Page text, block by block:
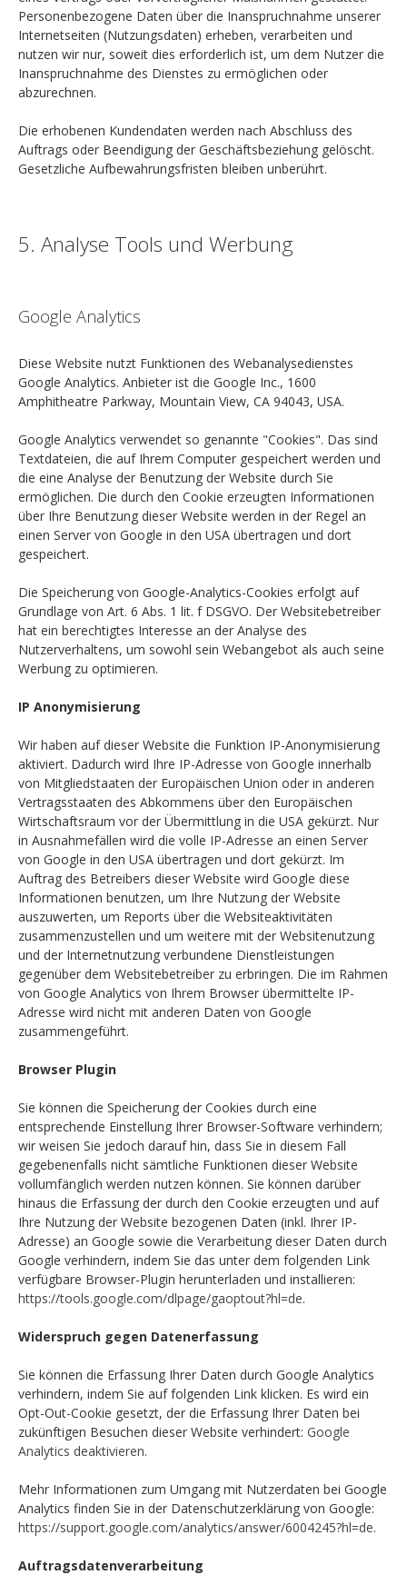
Personenbezogene Daten über die Inanspruchnahme unserer
Internetseiten (Nutzungsdaten) erheben, verarbeiten und
nutzen wir nur, soweit dies erforderlich ist, um dem Nutzer die
Inanspruchnahme des Dienstes zu ermöglichen oder
abzurechnen.
Die erhobenen Kundendaten werden nach Abschluss des
Auftrags oder Beendigung der Geschäftsbeziehung gelöscht.
Gesetzliche Aufbewahrungsfristen bleiben unberührt.
5. Analyse Tools und Werbung
Google Analytics
Diese Website nutzt Funktionen des Webanalysedienstes
Google Analytics. Anbieter ist die Google Inc., 1600
Amphitheatre Parkway, Mountain View, CA 94043, USA.
Google Analytics verwendet so genannte "Cookies". Das sind
Textdateien, die auf Ihrem Computer gespeichert werden und
die eine Analyse der Benutzung der Website durch Sie
ermöglichen. Die durch den Cookie erzeugten Informationen
über Ihre Benutzung dieser Website werden in der Regel an
einen Server von Google in den USA übertragen und dort
gespeichert.
Die Speicherung von Google-Analytics-Cookies erfolgt auf
Grundlage von Art. 6 Abs. 1 lit. f DSGVO. Der Websitebetreiber
hat ein berechtigtes Interesse an der Analyse des
Nutzerverhaltens, um sowohl sein Webangebot als auch seine
Werbung zu optimieren.
IP Anonymisierung
Wir haben auf dieser Website die Funktion IP-Anonymisierung
aktiviert. Dadurch wird Ihre IP-Adresse von Google innerhalb
von Mitgliedstaaten der Europäischen Union oder in anderen
Vertragsstaaten des Abkommens über den Europäischen
Wirtschaftsraum vor der Übermittlung in die USA gekürzt. Nur
in Ausnahmefällen wird die volle IP-Adresse an einen Server
von Google in den USA übertragen und dort gekürzt. Im
Auftrag des Betreibers dieser Website wird Google diese
Informationen benutzen, um Ihre Nutzung der Website
auszuwerten, um Reports über die Websiteaktivitäten
zusammenzustellen und um weitere mit der Websitenutzung
und der Internetnutzung verbundene Dienstleistungen
gegenüber dem Websitebetreiber zu erbringen. Die im Rahmen
von Google Analytics von Ihrem Browser übermittelte IP-
Adresse wird nicht mit anderen Daten von Google
zusammengeführt.
Browser Plugin
Sie können die Speicherung der Cookies durch eine
entsprechende Einstellung Ihrer Browser-Software verhindern;
wir weisen Sie jedoch darauf hin, dass Sie in diesem Fall
gegebenenfalls nicht sämtliche Funktionen dieser Website
vollumfänglich werden nutzen können. Sie können darüber
hinaus die Erfassung der durch den Cookie erzeugten und auf
Ihre Nutzung der Website bezogenen Daten (inkl. Ihrer IP-
Adresse) an Google sowie die Verarbeitung dieser Daten durch
Google verhindern, indem Sie das unter dem folgenden Link
verfügbare Browser-Plugin herunterladen und installieren:
https://tools.google.com/dlpage/gaoptout?hl=de.
Widerspruch gegen Datenerfassung
Sie können die Erfassung Ihrer Daten durch Google Analytics
verhindern, indem Sie auf folgenden Link klicken. Es wird ein
Opt-Out-Cookie gesetzt, der die Erfassung Ihrer Daten bei
zukünftigen Besuchen dieser Website verhindert: Google
Analytics deaktivieren.
Mehr Informationen zum Umgang mit Nutzerdaten bei Google
Analytics finden Sie in der Datenschutzerklärung von Google:
https://support.google.com/analytics/answer/6004245?hl=de.
Auftragsdatenverarbeitung